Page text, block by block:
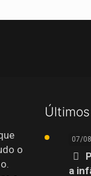
o
07/
a